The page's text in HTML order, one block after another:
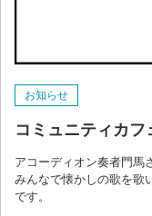
お知らせ
コミュニティカフ
アコーディオン奏者門馬
みんなで懐かしの歌を歌
です。